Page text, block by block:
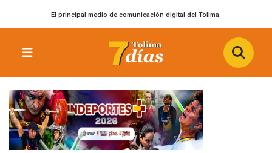
El principal medio de comunicación digital del Tolima.